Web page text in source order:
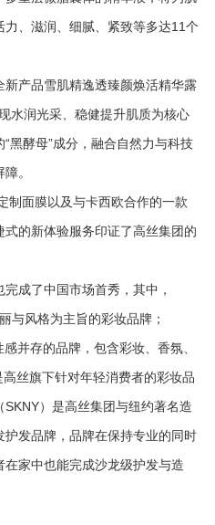
力、滋润、细腻、紧致等多达11个
产品雪肌精逸透臻颜焕活精华露
水润光采、稳健提升肌质为核心
黑酵母”成分，融合自然力与科技
。
制面膜以及与卡西欧合作的一款
的新体验服务印证了高丝集团的
成了中国市场首秀，其中，
与风格为主旨的彩妆品牌；
并存的品牌，包含彩妆、香氛、
丝旗下针对年轻消费者的彩妆品
）是高丝集团与纽约著名造
发品牌，品牌在保持专业的同时
家中也能完成沙龙级护发与造